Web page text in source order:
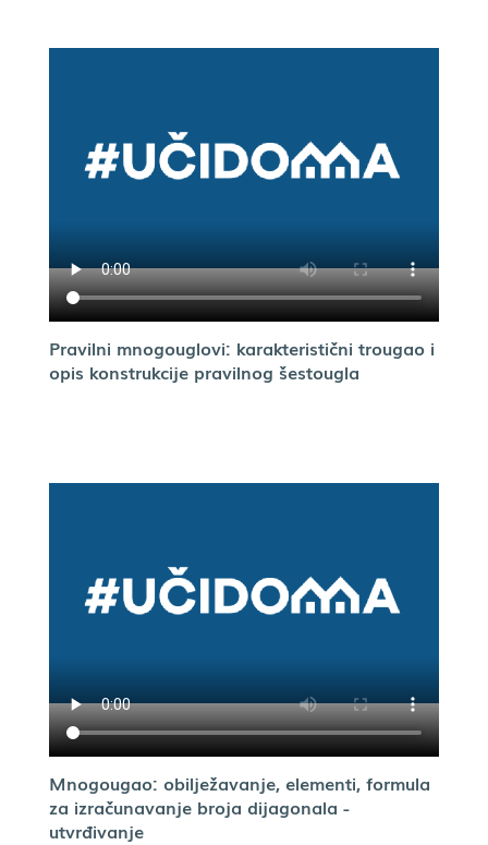
Pravilni mnogouglovi: karakteristični trougao i
opis konstrukcije pravilnog šestougla
Mnogougao: obilježavanje, elementi, formula
za izračunavanje broja dijagonala -
utvrđivanje